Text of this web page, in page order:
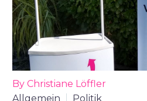
By Christiane Löffler
Allgemein
Politik